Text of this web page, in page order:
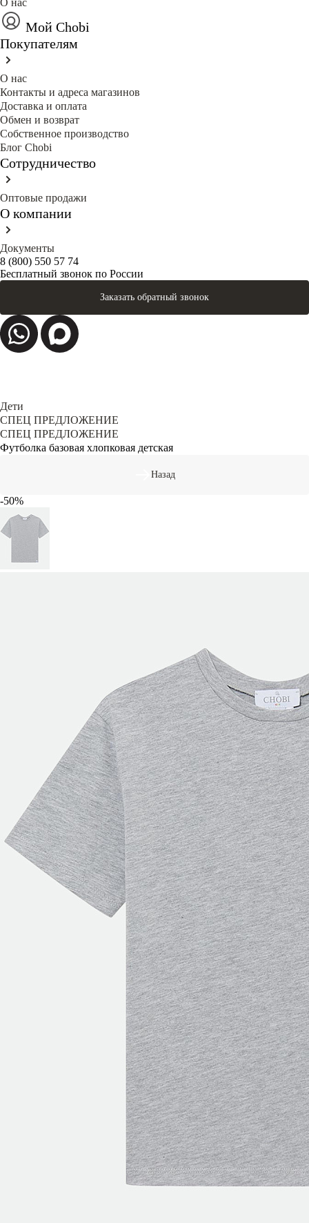
О нас
Мой Chobi
Покупателям
О нас
Контакты и адреса магазинов
Доставка и оплата
Обмен и возврат
Собственное производство
Блог Сhobi
Сотрудничество
Оптовые продажи
О компании
Документы
8 (800) 550 57 74
Бесплатный звонок по России
Заказать обратный звонок
Дети
СПЕЦ ПРЕДЛОЖЕНИЕ
СПЕЦ ПРЕДЛОЖЕНИЕ
Футболка базовая хлопковая детская
Назад
-50%